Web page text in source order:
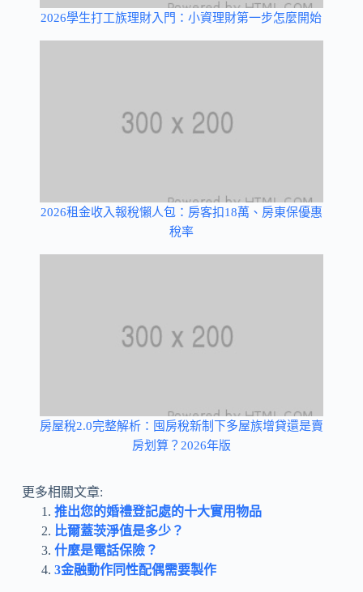
2026學生打工族理財入門：小資理財第一步怎麼開始
2026租金收入報稅懶人包：房客扣18萬、房東保優惠
稅率
房屋稅2.0完整解析：囤房稅新制下多屋族增貸還是賣
房划算？2026年版
更多相關文章:
推出您的婚禮登記處的十大實用物品
比爾蓋茨淨值是多少？
什麼是電話保險？
3金融動作同性配偶需要製作